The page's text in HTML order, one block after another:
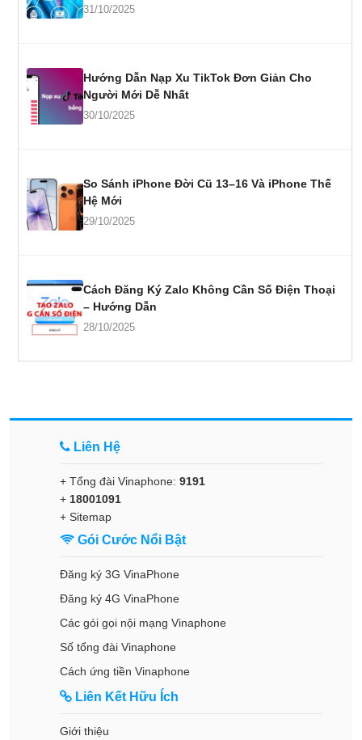
31/10/2025
Hướng Dẫn Nạp Xu TikTok Đơn Giản Cho
Người Mới Dễ Nhất
30/10/2025
So Sánh iPhone Đời Cũ 13–16 Và iPhone Thế
Hệ Mới
29/10/2025
Cách Đăng Ký Zalo Không Cần Số Điện Thoại
– Hướng Dẫn
28/10/2025
Liên Hệ
+ Tổng đài Vinaphone: 9191
+ 18001091
+ Sitemap
Gói Cước Nổi Bật
Đăng ký 3G VinaPhone
Đăng ký 4G VinaPhone
Các gói gọi nội mạng Vinaphone
Số tổng đài Vinaphone
Cách ứng tiền Vinaphone
Liên Kết Hữu Ích
Giới thiệu